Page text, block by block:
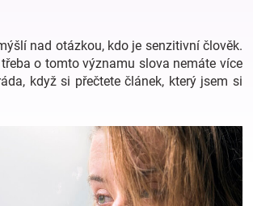
nad otázkou, kdo je senzitivní člověk.
o tomto významu slova nemáte více
když si přečtete článek, který jsem si